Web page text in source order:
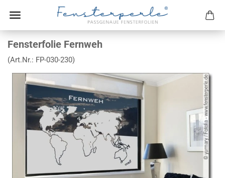
Fensterfolie Fernweh
(Art.Nr.: FP-030-230)